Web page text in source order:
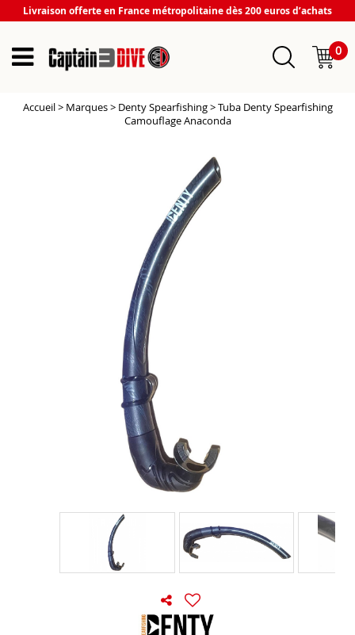
Livraison offerte en France métropolitaine dès 200 euros d’achats
0
Accueil > Marques > Denty Spearfishing >Tuba Denty Spearfishing
Camouflage Anaconda